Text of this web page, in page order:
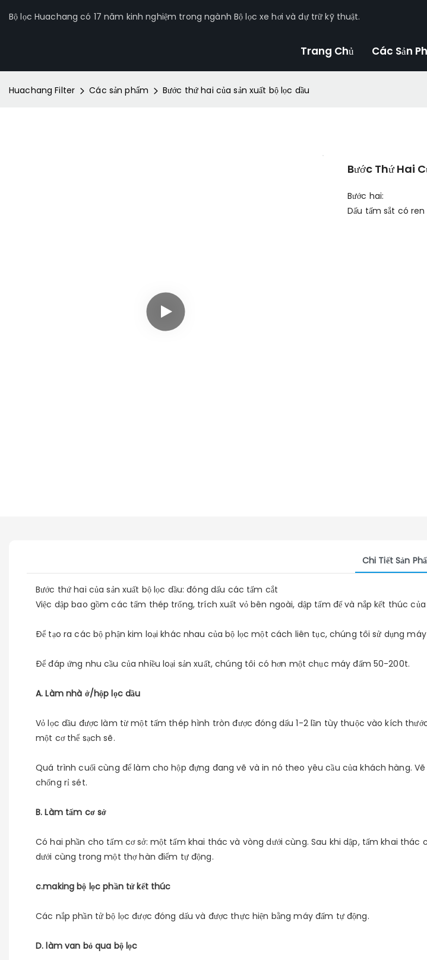
Bộ lọc Huachang có 17 năm kinh nghiệm trong ngành Bộ lọc xe hơi và dự trữ kỹ thuật.
Trang Chủ Các Sản
Huachang Filter Các sản phẩm Bước thứ hai của sản xuất bộ lọc dầu
Bước Thứ Hai
Bước hai:
Dấu tấm sắt có ren
Chi Tiết Sản
Bước thứ hai của sản xuất bộ lọc dầu: đóng dấu các tấm cắt
Việc dập bao gồm các tấm thép trống, trích xuất vỏ bên ngoài, dập tấm đế và nắp kết thúc
Để tạo ra các bộ phận kim loại khác nhau của bộ lọc một cách liên tục, chúng tôi sử dụng
Để đáp ứng nhu cầu của nhiều loại sản xuất, chúng tôi có hơn một chục máy đấm 50-200t.
A. Làm nhà ở/hộp lọc dầu
Vỏ lọc dầu được làm từ một tấm thép hình tròn được đóng dấu 1-2 lần tùy thuộc vào kích
một cơ thể sạch sẽ.
Quá trình cuối cùng để làm cho hộp đựng đang vẽ và in nó theo yêu cầu của khách hàng.
chống rỉ sét.
B. Làm tấm cơ sở
Có hai phần cho tấm cơ sở: một tấm khai thác và vòng dưới cùng. Sau khi dập, tấm khai
dưới cùng trong một thợ hàn điểm tự động.
c.making bộ lọc phần tử kết thúc
Các nắp phần tử bộ lọc được đóng dấu và được thực hiện bằng máy đấm tự động.
D. làm van bỏ qua bộ lọc